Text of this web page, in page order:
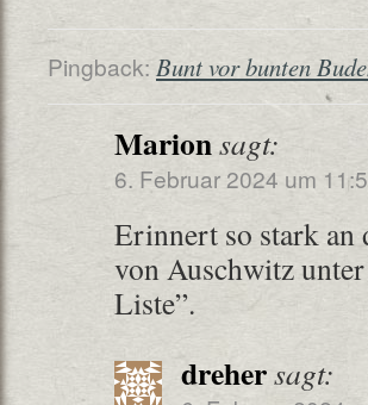
Pingback: Bunt vor bunten
Marionsagt:
6. Februar 2024 um
Erinnert so stark an
von Auschwitz
Liste”.
drehersagt: